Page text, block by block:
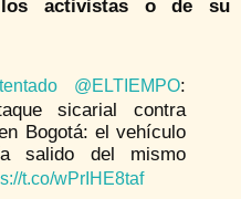
los activistas o de su
@ELTIEMPO:
sicarial contra
Bogotá: el vehículo
salido del mismo
t.co/wPrIHE8taf